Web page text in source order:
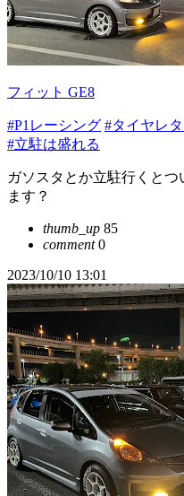
フィット GE8
#P1レーシング #タイヤレ
#立駐は盛れる
ガソスタとか立駐行くと
ます？
thumb_up 85
comment0
2023/10/10 13:01